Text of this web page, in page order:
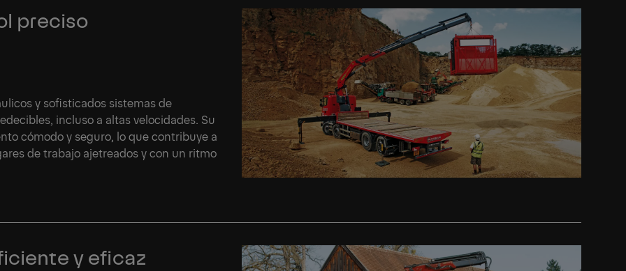
PrevNext
preciso
y sofisticados sistemas de
incluso a altas velocidades. Su
cómodo y seguro, lo que contribuye a
de trabajo ajetreados y con un ritmo
y eficaz